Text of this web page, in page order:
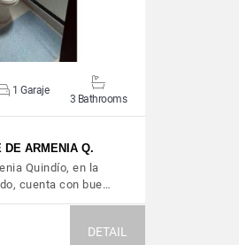
1 Garaje
3 Bathrooms
DE ARMENIA Q.
Quindío, en la
cuenta con bue…
DETAIL